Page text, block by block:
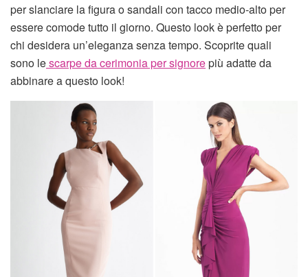
per slanciare la figura o sandali con tacco medio-alto per
essere comode tutto il giorno. Questo look è perfetto per
chi desidera un’eleganza senza tempo. Scoprite quali
sono lescarpe da cerimonia per signorepiù adatte da
abbinare a questo look!